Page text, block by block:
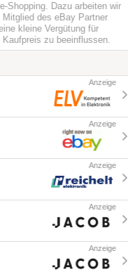
Shopping. Dazu arbeiten wir
des eBay Partner
kleine Vergütung für
zu beeinflussen.